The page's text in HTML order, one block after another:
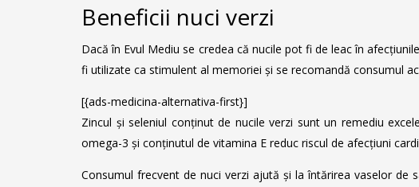
Beneficii nuci verzi
Dacă în Evul Mediu se credea că nucile pot fi de leac în
fi utilizate ca stimulent al memoriei și se recomandă consumul
[{ads-medicina-alternativa-first}]
Zincul și seleniul conținut de nucile verzi sunt un remediu
omega-3 și conținutul de vitamina E reduc riscul de afecțiuni
Consumul frecvent de nuci verzi ajută și la întărirea vaselor de